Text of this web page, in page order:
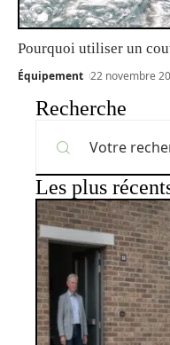
Pourquoi utiliser un
Équipement 22 novembre
Recherche
Les plus